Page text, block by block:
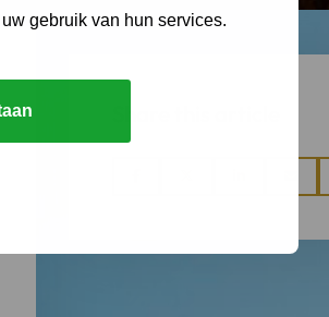
gebruik van hun services.
via